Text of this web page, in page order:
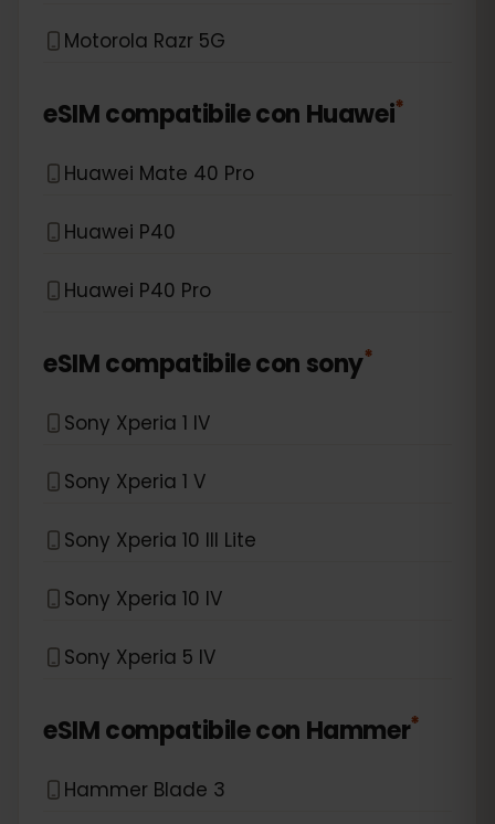
Motorola Razr 5G
eSIM compatibile con Huawei*
Huawei Mate 40 Pro
Huawei P40
Huawei P40 Pro
eSIM compatibile con sony*
Sony Xperia 1 IV
Sony Xperia 1 V
Sony Xperia 10 III Lite
Sony Xperia 10 IV
Sony Xperia 5 IV
eSIM compatibile con Hammer*
Hammer Blade 3